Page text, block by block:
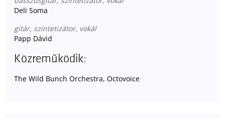
Deli Soma
gitár, szintetizátor, vokál
Papp Dávid
Közreműködik:
The Wild Bunch Orchestra, Octovoice